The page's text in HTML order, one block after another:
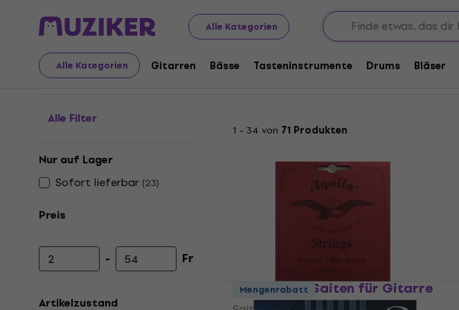
Alle Kategorien
Alle Kategorien Gitarren Bässe Tasteninstrumente Drums Bläser
Musikinstrumente Gitarren Gitarrensaiten Sonstige Gitarrensaiten
Sonstige Gitarrensaiten
Alle Filter
Nur auf Lager
Sofort lieferbar (23)
Preis
Mindestpreis
- HöchstpreisFr
Artikelzustand
1 - 34 von 71 Produkten
Aquila 133C Saiten für Gitarre
Mengenrabatt